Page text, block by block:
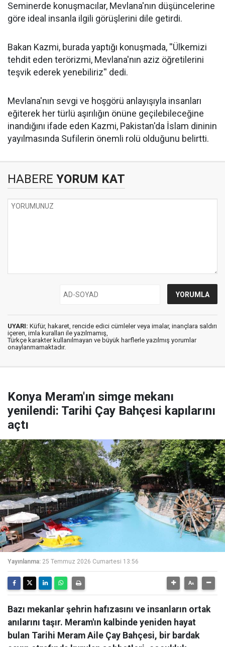
Seminerde konuşmacılar, Mevlana'nın düşüncelerine
göre ideal insanla ilgili görüşlerini dile getirdi.
Bakan Kazmi, burada yaptığı konuşmada, ''Ülkemizi
tehdit eden terörizmi, Mevlana'nın aziz öğretilerini
teşvik ederek yenebiliriz'' dedi.
Mevlana'nın sevgi ve hoşgörü anlayışıyla insanları
eğiterek her türlü aşırılığın önüne geçilebileceğine
inandığını ifade eden Kazmi, Pakistan'da İslam dininin
yayılmasında Sufilerin önemli rolü olduğunu belirtti.
HABERE YORUM KAT
UYARI: Küfür, hakaret, rencide edici cümleler veya imalar, inançlara saldırı
içeren, imla kuralları ile yazılmamış,
Türkçe karakter kullanılmayan ve büyük harflerle yazılmış yorumlar
onaylanmamaktadır.
Konya Meram'ın simge mekanı
yenilendi: Tarihi Çay Bahçesi kapılarını
açtı
Yayınlanma: 25 Temmuz 2026 Cumartesi 13:56
Bazı mekanlar şehrin hafızasını ve insanların ortak
anılarını taşır. Meram'ın kalbinde yeniden hayat
bulan Tarihi Meram Aile Çay Bahçesi, bir bardak